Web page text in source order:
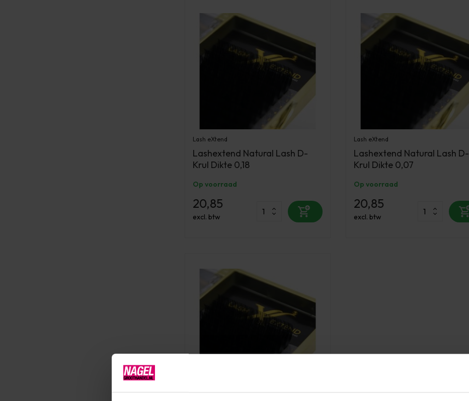
Lash eXtend
Lashextend Natural Lash D-
Krul Dikte 0,18
Op voorraad
20,85
excl. btw
Lash eXtend
Lashextend Natural Lash D-
Krul Dikte 0,07
Op voorraad
20,85
excl. btw
Lash eXtend